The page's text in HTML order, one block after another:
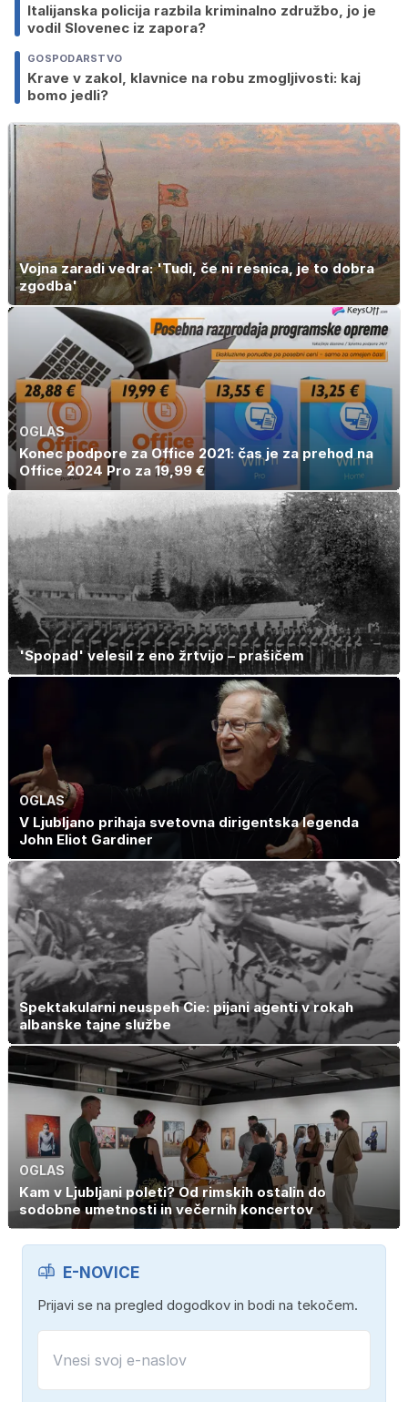
Italijanska policija razbila kriminalno združbo, jo je
vodil Slovenec iz zapora?
GOSPODARSTVO
Krave v zakol, klavnice na robu zmogljivosti: kaj
bomo jedli?
Vojna zaradi vedra: 'Tudi, če ni resnica, je to dobra
zgodba'
OGLAS
Konec podpore za Office 2021: čas je za prehod na
Office 2024 Pro za 19,99 €
'Spopad' velesil z eno žrtvijo – prašičem
OGLAS
V Ljubljano prihaja svetovna dirigentska legenda
John Eliot Gardiner
Spektakularni neuspeh Cie: pijani agenti v rokah
albanske tajne službe
OGLAS
Kam v Ljubljani poleti? Od rimskih ostalin do
sodobne umetnosti in večernih koncertov
E-NOVICE
Prijavi se na pregled dogodkov in bodi na tekočem.